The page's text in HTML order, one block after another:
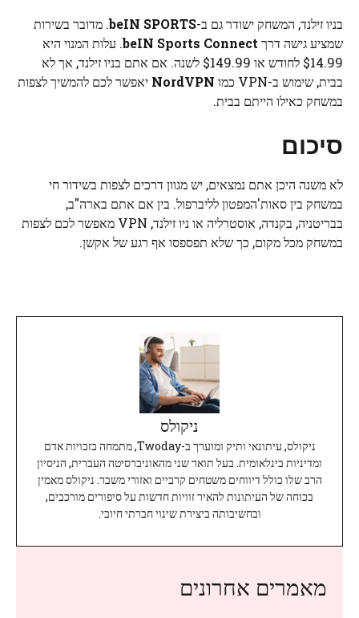
בניו זילנד, המשחק ישודר גם ב-beIN SPORTS. מדובר בשירות
שמציע גישה דרך beIN Sports Connect. עלות המנוי היא
$14.99 לחודש או $149.99 לשנה. אם אתם בניו זילנד, אך לא
בבית, שימוש ב-VPN כמו
NordVPN יאפשר לכם להמשיך לצפות
במשחק כאילו הייתם בבית.
סיכום
לא משנה היכן אתם נמצאים, יש מגוון דרכים לצפות בשידור חי
במשחק בין סאות'המפטון לליברפול. בין אם אתם בארה"ב,
בבריטניה, בקנדה, אוסטרליה או ניו זילנד, VPN מאפשר לכם לצפות
במשחק מכל מקום, כך שלא תפספסו אף רגע של אקשן.
ניקולס
ניקולס, עיתונאי ותיק ומוערך ב-Twoday, מתמחה בזכויות אדם
ומדיניות בינלאומית. בעל תואר שני מהאוניברסיטה העברית, הניסיון
הרב שלו כולל דיווחים משטחים קרביים ואזורי משבר. ניקולס מאמין
בכוחה של העיתונות להאיר זוויות חדשות על סיפורים מורכבים,
ובחשיבותה ביצירת שינוי חברתי חיובי.
מאמרים אחרונים